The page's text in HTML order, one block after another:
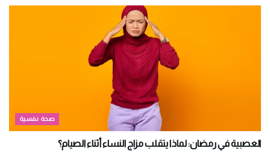
صحة نفسية
العصبية في رمضان: لماذا يتقلب مزاج النساء أثناء الصيام؟